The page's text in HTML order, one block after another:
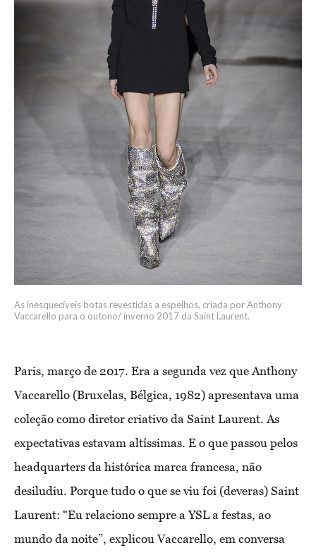
As inesquecíveis botas revestidas a espelhos, criada por Anthony
Vaccarello para o outono/ inverno 2017 da Saint Laurent.
Paris, março de 2017. Era a segunda vez que Anthony
Vaccarello (Bruxelas, Bélgica, 1982) apresentava uma
coleção como diretor criativo da Saint Laurent. As
expectativas estavam altíssimas. E o que passou pelos
headquarters da histórica marca francesa, não
desiludiu. Porque tudo o que se viu foi (deveras) Saint
Laurent: “Eu relaciono sempre a YSL a festas, ao
mundo da noite”, explicou Vaccarello, em conversa